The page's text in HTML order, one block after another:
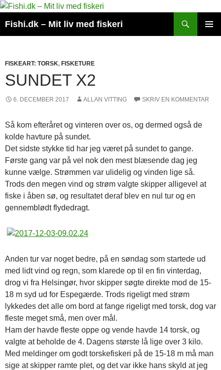
Hop
indhold
Fishi.dk – Mit liv med fiskeri
FISKEART: TORSK, FISKETURE
SUNDET X2
6. DECEMBER 2017 ALLAN VITTING SKRIV EN KOMMENTAR
Så kom efteråret og vinteren over os, og dermed også de
kolde havture på sundet.
Det sidste stykke tid har jeg været på sundet to gange.
Første gang var på vel nok den mest blæsende dag jeg
kunne vælge. Strømmen var ulidelig og vinden lige så.
Trods den megen vind og strøm valgte skipper alligevel at
fiske i åben sø, og resultatet deraf blev en nul tur og en
gennemblødt flydedragt.
Anden tur var noget bedre, på en søndag som startede ud
med lidt vind og regn, som klarede op til en fin vinterdag,
drog vi fra Helsingør, hvor skipper søgte direkte mod de 15-
18 m syd ud for Espegærde. Trods rigeligt med strøm
lykkedes det alle om bord at fange rigeligt med torsk, dog var
fleste meget små, men over mål.
Ham der havde fleste oppe og vende havde 14 torsk, og
valgte at beholde de 4. Dagens største lå lige over 3 kilo.
Med meldinger om godt torskefiskeri på de 15-18 m må man
sige at skipper ramte plet, og det var ikke hans skyld at jeg